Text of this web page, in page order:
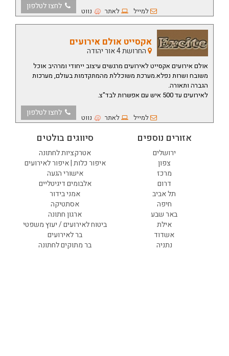
למייל לאתר נווט לחצו לטלפון
אקסייט אולם אירועים
החרושת 4 אור יהודה
אולם אירועים אקסייטלאירועים מרגשים עיצוב ייחודי ומרהיב אוכל
משובח ושרות נפלא.מערכת משוכללת מהמתקדמות בעולם, מערכות
הגברה ותאורה.
לאירועים עד 500 איש עם אפשרות לבד"צ.
למייל לאתר נווט לחצו לטלפון
סיווגים בולטים
אטרקציות לחתונה
איפור כלות | איפור לאירועים
אישורי הגעה
אלבומים דיגיטליים
אמני בידור
אסתטיקה
ארגון חתונה
ביטוח לאירועים / יעוץ משפטי
בר לאירועים
בר מתוקים לחתונה
אזורים נוספים
ירושלים
צפון
מרכז
דרום
תל אביב
חיפה
באר שבע
אילת
אשדוד
נתניה